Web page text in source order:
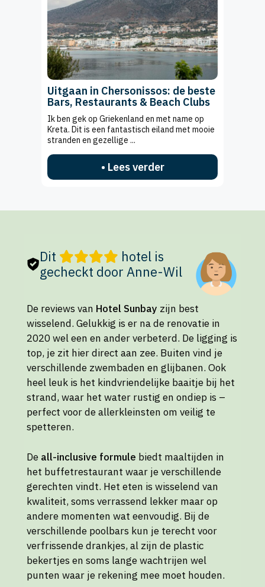
Uitgaan in Chersonissos: de beste
Bars, Restaurants & Beach Clubs
Ik ben gek op Griekenland en met name op
Kreta. Dit is een fantastisch eiland met mooie
stranden en gezellige ...
• Lees verder
Dit
hotel is
gecheckt door Anne-Wil
De reviews van Hotel Sunbay zijn best
wisselend. Gelukkig is er na de renovatie in
2020 wel een en ander verbeterd. De ligging is
top, je zit hier direct aan zee. Buiten vind je
verschillende zwembaden en glijbanen. Ook
heel leuk is het kindvriendelijke baaitje bij het
strand, waar het water rustig en ondiep is –
perfect voor de allerkleinsten om veilig te
spetteren.
De all-inclusive formule biedt maaltijden in
het buffetrestaurant waar je verschillende
gerechten vindt. Het eten is wisselend van
kwaliteit, soms verrassend lekker maar op
andere momenten wat eenvoudig. Bij de
verschillende poolbars kun je terecht voor
verfrissende drankjes, al zijn de plastic
bekertjes en soms lange wachtrijen wel
punten waar je rekening mee moet houden.